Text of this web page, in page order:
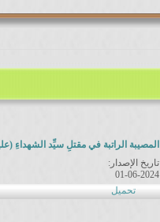
المصيبة الراتبة في مقتلِ سيِّد الشهداءِ
تاريخ الإصدار:
01-06-2024
تحميل